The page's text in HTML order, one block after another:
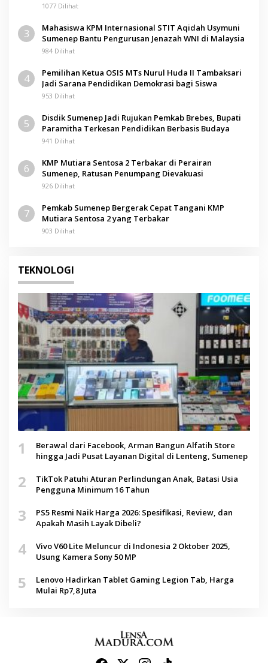
1077 Dilihat
3
Mahasiswa KPM Internasional STIT Aqidah Usymuni
Sumenep Bantu Pengurusan Jenazah WNI di Malaysia
984 Dilihat
4
Pemilihan Ketua OSIS MTs Nurul Huda II Tambaksari
Jadi Sarana Pendidikan Demokrasi bagi Siswa
953 Dilihat
5
Disdik Sumenep Jadi Rujukan Pemkab Brebes, Bupati
Paramitha Terkesan Pendidikan Berbasis Budaya
941 Dilihat
6
KMP Mutiara Sentosa 2 Terbakar di Perairan
Sumenep, Ratusan Penumpang Dievakuasi
926 Dilihat
7
Pemkab Sumenep Bergerak Cepat Tangani KMP
Mutiara Sentosa 2 yang Terbakar
903 Dilihat
TEKNOLOGI
1
Berawal dari Facebook, Arman Bangun Alfatih Store
hingga Jadi Pusat Layanan Digital di Lenteng, Sumenep
2
TikTok Patuhi Aturan Perlindungan Anak, Batasi Usia
Pengguna Minimum 16 Tahun
3
PS5 Resmi Naik Harga 2026: Spesifikasi, Review, dan
Apakah Masih Layak Dibeli?
4
Vivo V60 Lite Meluncur di Indonesia 2 Oktober 2025,
Usung Kamera Sony 50 MP
5
Lenovo Hadirkan Tablet Gaming Legion Tab, Harga
Mulai Rp7,8 Juta